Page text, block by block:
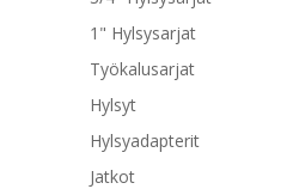
1" Hylsysarjat
Työkalusarjat
Hylsyt
Hylsyadapterit
Jatkot